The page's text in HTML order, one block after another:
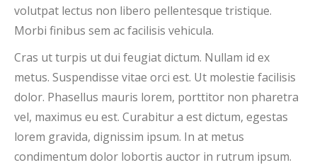
volutpat lectus non libero pellentesque tristique.
Morbi finibus sem ac facilisis vehicula.
Cras ut turpis ut dui feugiat dictum. Nullam id ex
metus. Suspendisse vitae orci est. Ut molestie facilisis
dolor. Phasellus mauris lorem, porttitor non pharetra
vel, maximus eu est. Curabitur a est dictum, egestas
lorem gravida, dignissim ipsum. In at metus
condimentum dolor lobortis auctor in rutrum ipsum.